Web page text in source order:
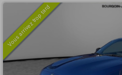
Vous arrivez trop tard